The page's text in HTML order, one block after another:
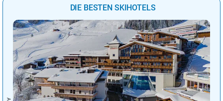
DIE BESTEN SKIHOTELS